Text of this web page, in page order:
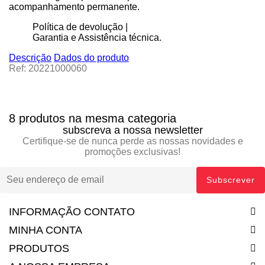
acompanhamento permanente.
Política de devolução |
Garantia e Assistência técnica.
Descrição Dados do produto
Ref: 20221000060
8 produtos na mesma categoria
subscreva a nossa newsletter
Certifique-se de nunca perde as nossas novidades e
promoções exclusivas!
INFORMAÇÃO CONTATO
MINHA CONTA
PRODUTOS